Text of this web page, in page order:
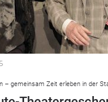
– gemeinsam Zeit erleben in der